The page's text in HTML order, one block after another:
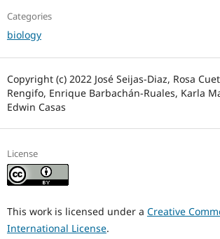
Categories
biology
Copyright (c) 2022 José Seijas-Diaz, Rosa
Rengifo, Enrique Barbachán-Ruales, Karla
Edwin Casas
License
This work is licensed under a Creative
International License.